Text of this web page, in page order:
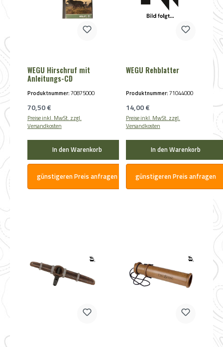
WEGU Hirschruf mit
Anleitungs-CD
Produktnummer:70875000
Regulärer Preis:
70,50 €
Preise inkl. MwSt. zzgl.
Versandkosten
In den Warenkorb
günstigeren Preis anfragen
WEGU Rehblatter
Produktnummer:71044000
Regulärer Preis:
14,00 €
Preise inkl. MwSt. zzgl.
Versandkosten
In den Warenkorb
günstigeren Preis anfragen